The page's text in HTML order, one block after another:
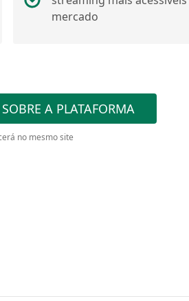
mercado
A PLATAFORMA
no mesmo site